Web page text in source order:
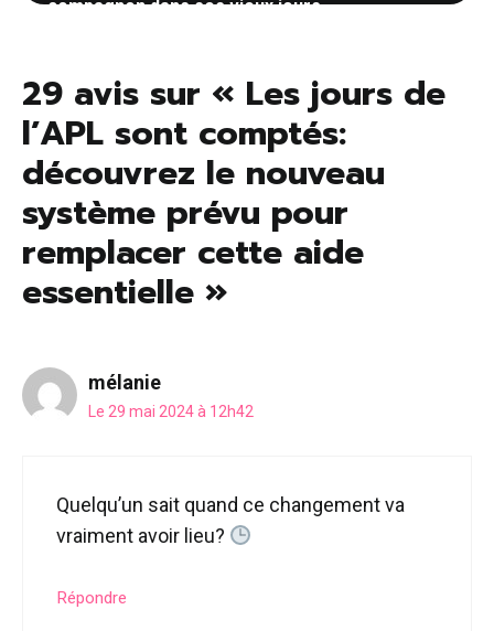
compagnon dans ses vieux jours
29 avis sur « Les jours de
l’APL sont comptés:
découvrez le nouveau
système prévu pour
remplacer cette aide
essentielle »
mélanie
Le 29 mai 2024 à 12h42
Quelqu’un sait quand ce changement va
vraiment avoir lieu?
Répondre